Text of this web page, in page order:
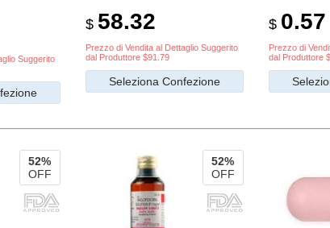
Suggerito
$ 58.32
Prezzo di Vendita al Dettaglio Suggerito
dal Produttore $91.79
Seleziona Confezione
$ 0.57
Prezzo di
dal Produttore
52%
OFF
52%
OFF